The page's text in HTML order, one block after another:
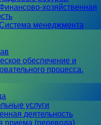
хозяйственная
менеджмента
обеспечение и
процесса.
услуги
деятельность
приема (перевода)